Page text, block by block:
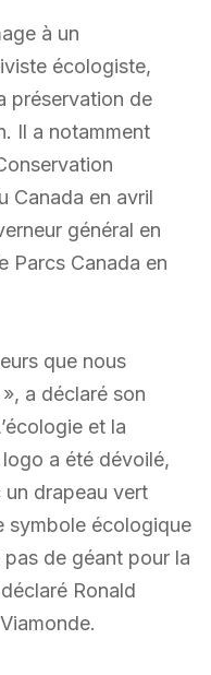
à un
écologiste,
préservation de
Il a notamment
Canada en avril
général en
Parcs Canada en
que nous
a déclaré son
et la
a été dévoilé,
un drapeau vert
symbole écologique
de géant pour la
Ronald